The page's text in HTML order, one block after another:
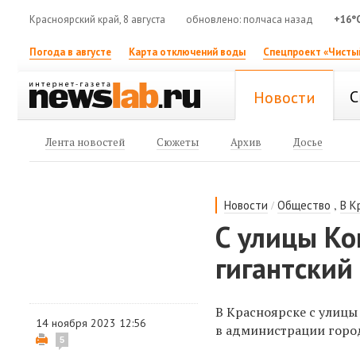
Красноярский край, 8 августа обновлено: полчаса назад
Погода в августе Карта отключений воды Спецпроект
Новости
Лента новостей Сюжеты Архив Досье
Новости /Общество ,В
С улицы
14 ноября 2023 12:56
5
В Красноярске с
в администрации